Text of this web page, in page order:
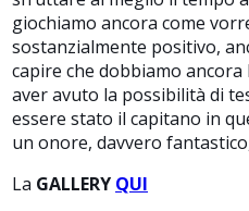
giochiamo ancora come
sostanzialmente positivo,
capire che dobbiamo
aver avuto la possibilità di
essere stato il capitano in
un onore, davvero
La GALLERY QUI